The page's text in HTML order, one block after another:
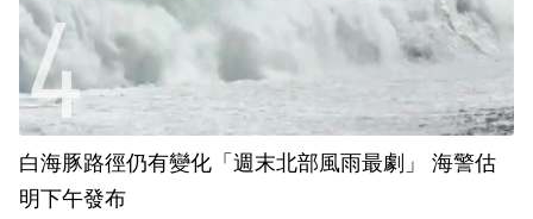
白海豚路徑仍有變化「週末北部風雨最劇」 海警估
明下午發布